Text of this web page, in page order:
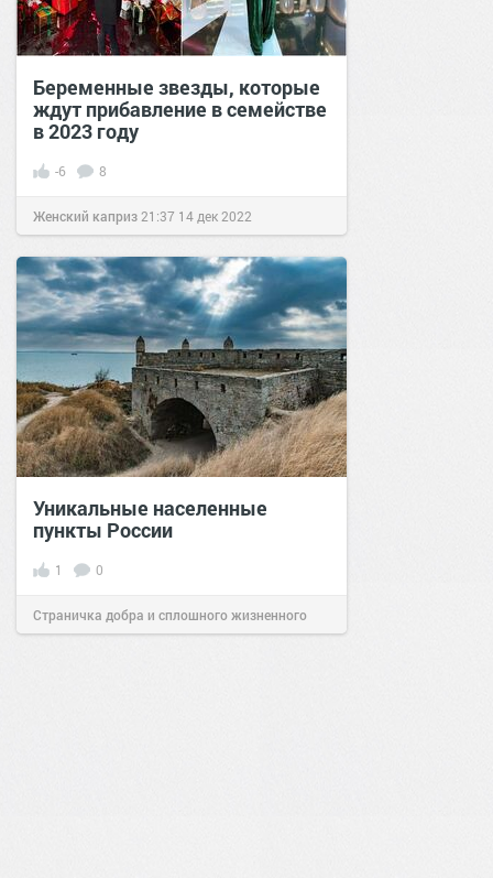
Беременные звезды, которые
ждут прибавление в семействе
в 2023 году
-6 8
Женский каприз 21:37 14 дек 2022
Уникальные населенные
пункты России
1 0
Страничка добра и сплошного жизненного